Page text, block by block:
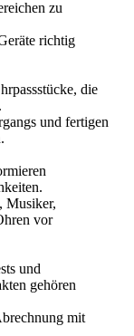
zu
richtig
die
und fertigen
Musiker,
vor
und
gehören
mit